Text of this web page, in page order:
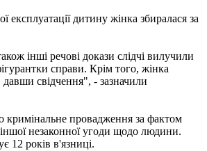
експлуатації дитину жінка збиралася за
інші речові докази слідчі вилучили
справи. Крім того, жінка
давши свідчення", - зазначили
кримінальне провадження за фактом
незаконної угоди щодо людини.
12 років в'язниці.